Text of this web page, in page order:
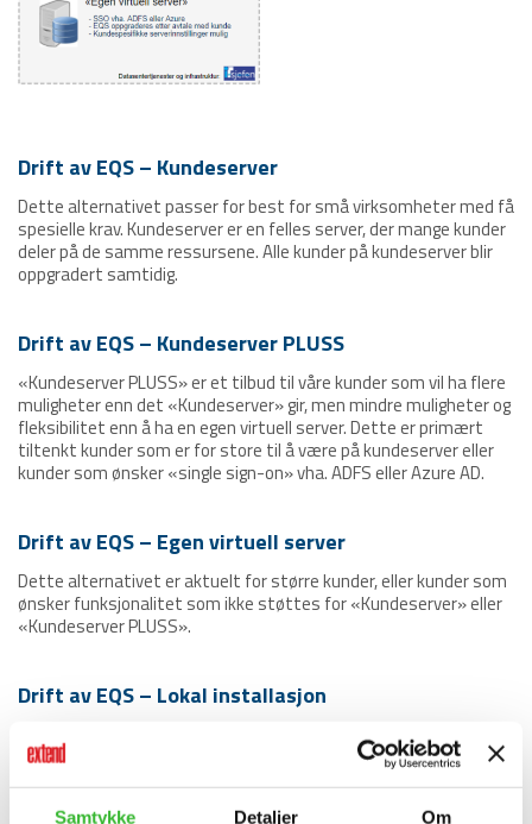
Samtykke Detaljer Om
Drift av EQS – Kundeserver
Dette alternativet passer for best for små virksomheter med få
spesielle krav. Kundeserver er en felles server, der mange kunder
deler på de samme ressursene. Alle kunder på kundeserver blir
oppgradert samtidig.
Drift av EQS – Kundeserver PLUSS
«Kundeserver PLUSS» er et tilbud til våre kunder som vil ha flere
muligheter enn det «Kundeserver» gir, men mindre muligheter og
fleksibilitet enn å ha en egen virtuell server. Dette er primært
tiltenkt kunder som er for store til å være på kundeserver eller
kunder som ønsker «single sign-on» vha. ADFS eller Azure AD.
Drift av EQS – Egen virtuell server
Dette alternativet er aktuelt for større kunder, eller kunder som
ønsker funksjonalitet som ikke støttes for «Kundeserver» eller
«Kundeserver PLUSS».
Drift av EQS – Lokal installasjon
Dette alternativet medfører at kunde selv har EQS installert i
eget driftsmiljø eller hos egen driftspartner. Her er det kunden